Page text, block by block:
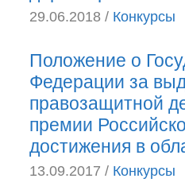
29.06.2018 / Конкурсы
Положение о
Федерации за
правозащитной
премии
достижения в
13.09.2017 / Конкурсы